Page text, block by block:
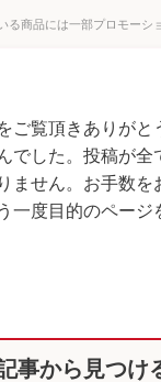
商品には一部プロモーシ
ご覧頂きありがと
でした。投稿が全
ません。お手数を
一度目的のページ
事から見つけ